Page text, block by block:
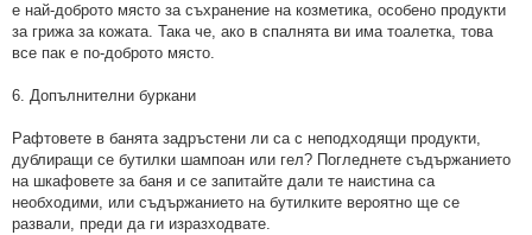
е най-доброто място за съхранение на козметика, особено продукти
за грижа за кожата. Така че, ако в спалнята ви има тоалетка, това
все пак е по-доброто място.
6. Допълнителни буркани
Рафтовете в банята задръстени ли са с неподходящи продукти,
дублиращи се бутилки шампоан или гел? Погледнете съдържанието
на шкафовете за баня и се запитайте дали те наистина са
необходими, или съдържанието на бутилките вероятно ще се
развали, преди да ги изразходвате.